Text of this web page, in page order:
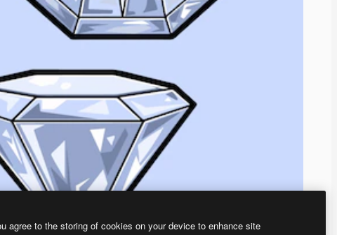
agree to the storing of cookies on your device to enhance site